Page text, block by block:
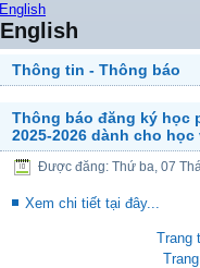
English
English
Thông tin - Thông báo
Thông báo đăng ký học
2025-2026 dành cho
Được đăng: Thứ ba, 07
Xem chi tiết tại đây...
Trang